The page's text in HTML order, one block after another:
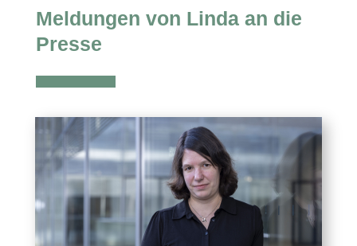
Meldungen von Linda an die
Presse